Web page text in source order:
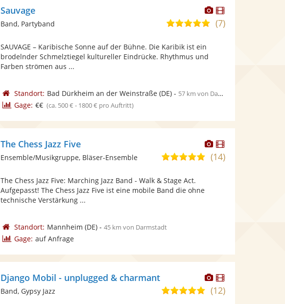
Dieser
Künstler
stellt
Dieser
Künstler
Sauvage
5,0(7)
Band, Partyband
SAUVAGE – Karibische Sonne auf der Bühne. Die Karibik ist ein
brodelnder Schmelztiegel kultureller Eindrücke. Rhythmus und
Farben strömen aus ...
Standort: Bad Dürkheim an der Weinstraße(DE)- 57 km von Darmstadt
Gage: €€ (ca. 500 € - 1800 € pro Auftritt)
Dieser
Künstler
stellt
Dieser
Künstler
The Chess Jazz Five
5,0(14)
Ensemble/Musikgruppe, Bläser-Ensemble
The Chess Jazz Five: Marching Jazz Band - Walk & Stage Act.
Aufgepasst! The Chess Jazz Five ist eine mobile Band die ohne
technische Verstärkung ...
Standort: Mannheim (DE)- 45 km von Darmstadt
Gage: auf Anfrage
Dieser
Künstler
stellt
Dieser
Künstler
Django Mobil - unplugged & charmant
5,0(12)
Band, Gypsy Jazz